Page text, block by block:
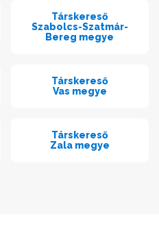
Társkereső
Szabolcs-Szatmár-
Bereg megye
Társkereső
Vas megye
Társkereső
Zala megye